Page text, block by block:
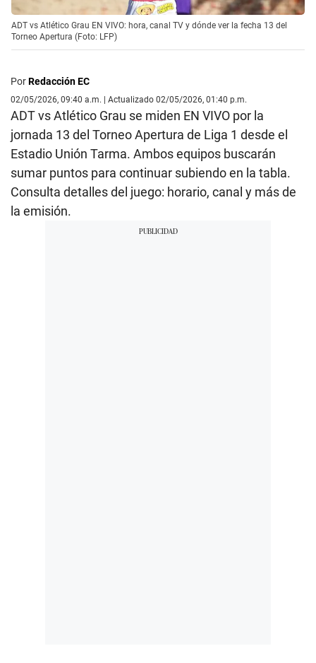
ADT vs Atlético Grau EN VIVO: hora, canal TV y dónde ver la fecha 13 del
Torneo Apertura (Foto: LFP)
PorRedacción EC
02/05/2026, 09:40 a.m. | Actualizado 02/05/2026, 01:40 p.m.
ADT vs Atlético Grau se miden EN VIVO por la
jornada 13 del Torneo Apertura de Liga 1 desde el
Estadio Unión Tarma. Ambos equipos buscarán
sumar puntos para continuar subiendo en la tabla.
Consulta detalles del juego: horario, canal y más de
la emisión.